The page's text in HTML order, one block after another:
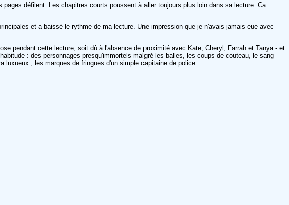
défilent. Les chapitres courts poussent à aller toujours plus loin dans sa lecture. Ca
et a baissé le rythme de ma lecture. Une impression que je n'avais jamais eue avec
pendant cette lecture, soit dû à l'absence de proximité avec Kate, Cheryl, Farrah et Tanya - et
: des personnages presqu'immortels malgré les balles, les coups de couteau, le sang
; les marques de fringues d'un simple capitaine de police…